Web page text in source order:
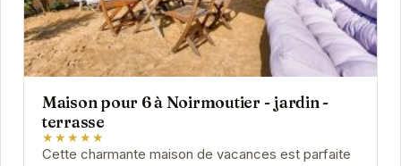
Maison pour 6 à Noirmoutier - jardin -
terrasse
★★★★★
Cette charmante maison de vacances est parfaite